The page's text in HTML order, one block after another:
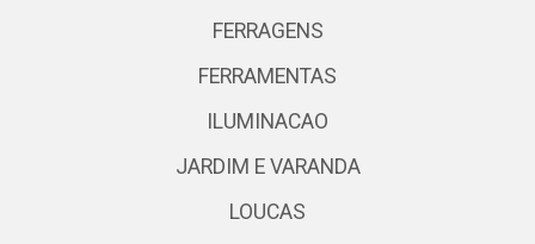
FERRAGENS
FERRAMENTAS
ILUMINACAO
JARDIM E VARANDA
LOUCAS